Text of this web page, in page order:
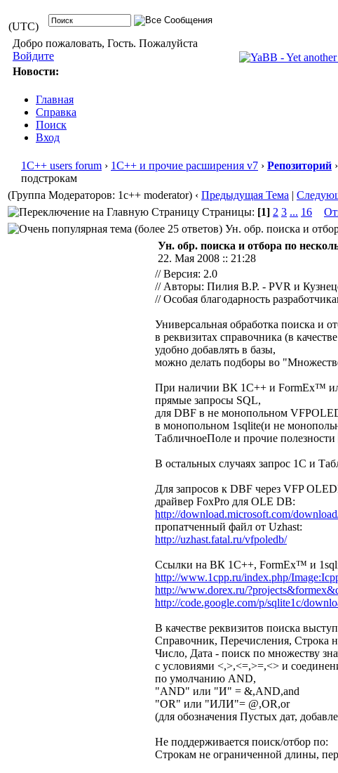
(UTC)
Добро пожаловать, Гость. Пожалуйста
Войдите
Новости:
Главная
Справка
Поиск
Вход
1С++ users forum › 1С++ и прочие расширения v7 › Репозиторий
подстрокам
(Группа Модераторов: 1c++ moderator) ‹ Предыдущая Тема |
Страницы: [1] 2 3 ... 16
Ун. обр. поиска и
Ун. обр. поиска и отбора по
22. Мая 2008 :: 21:28
// Версия: 2.0
// Авторы: Пилия В.Р. - PVR и
// Особая благодарность
Универсальная обработка поиска и
в реквизитах справочника (в
удобно добавлять в базы,
можно делать подборы во
При наличии ВК 1С++ и FormEx™
прямые запросы SQL,
для DBF в не монопольном
в монопольном 1sqlite(и не
ТабличноеПоле и прочие полезности
В остальных случаях запрос 1С и
Для запросов к DBF через VFP
драйвер FoxPro для OLE DB:
http://download.microsoft.com/
пропатченный файл от Uzhast:
http://uzhast.fatal.ru/vfpoledb/
Ссылки на ВК 1С++, FormEx™ и
http://www.1cpp.ru/index.php/
http://www.dorex.ru/
http://code.google.com/p/sqlite1c/
В качестве реквизитов поиска
Справочник, Перечисления, Строка
Число, Дата - поиск по множеству
с условиями <,>,<=,>=,<> и
по умолчанию AND,
"AND" или "И" = &,AND,and
"OR" или "ИЛИ"= @,OR,or
(для обозначения Пустых дат,
Не поддерживается поиск/отбор по:
Строкам не ограниченной длины,